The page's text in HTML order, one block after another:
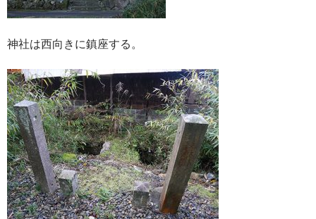
神社は西向きに鎮座する。